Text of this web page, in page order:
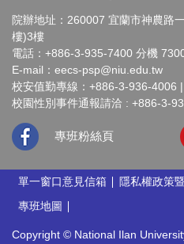
院辦地址：260007 宜蘭市神農路
樓)3樓
電話：+886-3-935-7400 分機
E-mail： eecs-psp@niu.edu.tw
校安值勤專線：+886-3-936-4006
校園性別事件通報請洽 : +886-3-
專班粉絲頁
單一窗口意見信箱 隱私權政策
專班地圖
Copyright © National Ilan